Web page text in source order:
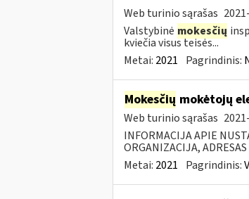
Web turinio sąrašas
Valstybinė mokesčių
kviečia visus teisės...
Metai: 2021 Pagrindinis:
Mokesčių mokėtojų
Web turinio sąrašas
INFORMACIJA APIE
ORGANIZACIJA, ADRESAS
Metai: 2021 Pagrindinis: